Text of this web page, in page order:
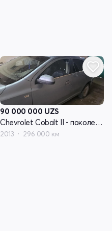
90 000 000 UZS
Chevrolet Cobalt II - поколение
2013 296 000 км